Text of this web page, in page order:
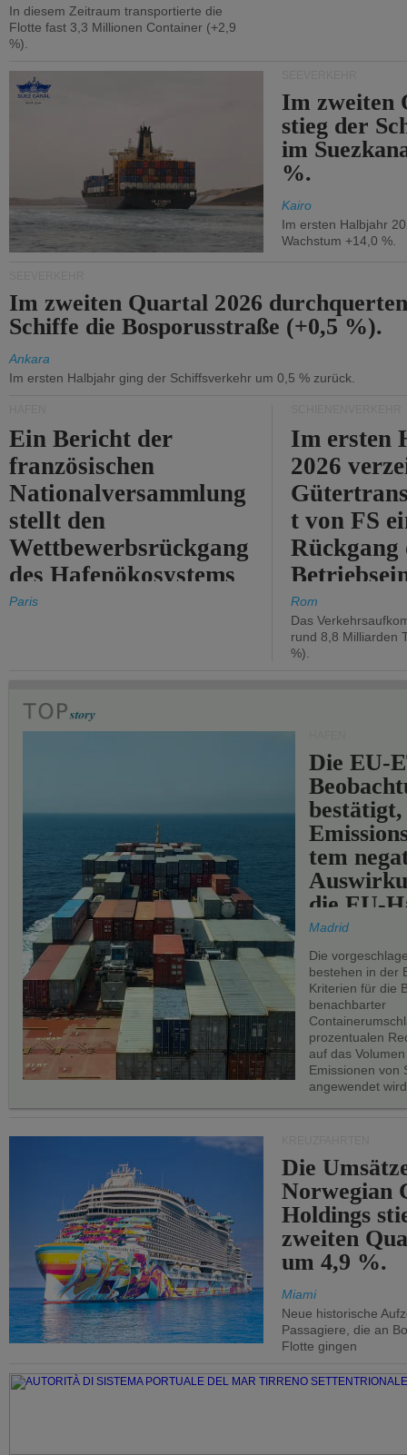
In diesem Zeitraum transportierte die
Flotte fast 3,3 Millionen Container (+2,9
%).
Im zweiten
stieg der
im
%.
Kairo
Im ersten Halbjahr
Wachstum +14,0 %.
Im zweiten Quartal 2026
Schiffe die Bosporusstraße (+0,5 %).
Ankara
Im ersten Halbjahr ging der Schiffsverkehr um 0,5 % zurück.
Ein Bericht der
französischen
Nationalversammlung
stellt den
Wettbewerbsrückgang
des Hafenökosystems
des Staates fest.
Paris
Im ersten
2026
t von FS
Rückgang
um 2,7 %.
Rom
Das
rund 8,8 Milliarden
%).
Die EU-
bestätigt,
tem
die EU-
Madrid
Die
bestehen in der
Kriterien für die
benachbarter
prozentualen
auf das
Emissionen von
angewendet
Die
Norwegian
Holdings
zweiten
um 4,9 %.
Miami
Neue historische
Passagiere, die an
Flotte gingen